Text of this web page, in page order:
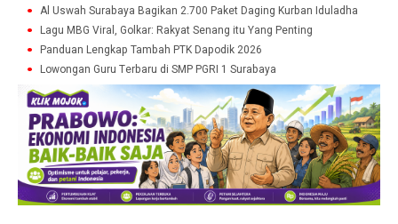
Al Uswah Surabaya Bagikan 2.700 Paket Daging Kurban Iduladha
Lagu MBG Viral, Golkar: Rakyat Senang itu Yang Penting
Panduan Lengkap Tambah PTK Dapodik 2026
Lowongan Guru Terbaru di SMP PGRI 1 Surabaya